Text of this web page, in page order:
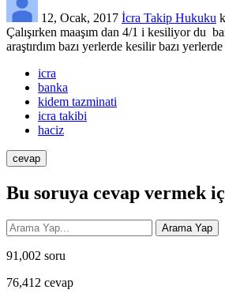
12, Ocak, 2017 İcra Takip Hukuku
Çalışırken maaşım dan 4/1 i kesiliyor du
araştırdım bazı yerlerde kesilir bazı
icra
banka
kidem tazminati
icra takibi
haciz
Bu soruya cevap vermek
91,002 soru
76,412 cevap